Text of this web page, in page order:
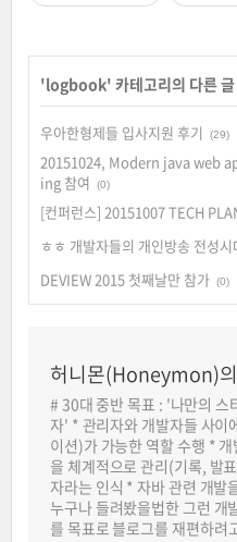
'logbook' 카테고리의 다른 글
우아한형제들 입사지원 후기 (29)
20151024, Modern java web
ing 참여
(0)
[컨퍼런스] 20151007 TECH
ㅎㅎ 개발자들의 개인방송 전성
DEVIEW 2015 첫째날만 참가 (0)
허니몬(Honeymon)
# 30대 중반 목표 : '나만의 스
자' * 관리자와 개발자들 사이
이션)가 가능한 역할 수행 *
을 체계적으로 관리(기록, 발
자라는 인식 * 자바 관련 개발
누구나 들려봤을법한 그런 개
를 목표로 블로그를 재편하려